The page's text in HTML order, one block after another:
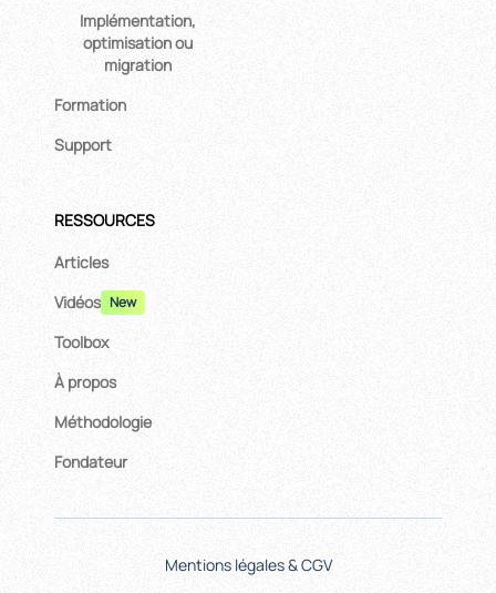
Implémentation,
optimisation ou
migration
Formation
Support
RESSOURCES
Articles
Vidéos New
Toolbox
À propos
Méthodologie
Fondateur
Mentions légales & CGV